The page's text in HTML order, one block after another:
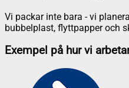
Vi packar inte bara - vi
bubbelplast, flyttpapper och
Exempel på hur vi